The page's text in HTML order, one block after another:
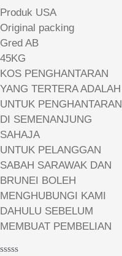
Produk USA
Original packing
Gred AB
45KG
KOS PENGHANTARAN
YANG TERTERA ADALAH
UNTUK PENGHANTARAN
DI SEMENANJUNG
SAHAJA
UNTUK PELANGGAN
SABAH SARAWAK DAN
BRUNEI BOLEH
MENGHUBUNGI KAMI
DAHULU SEBELUM
MEMBUAT PEMBELIAN